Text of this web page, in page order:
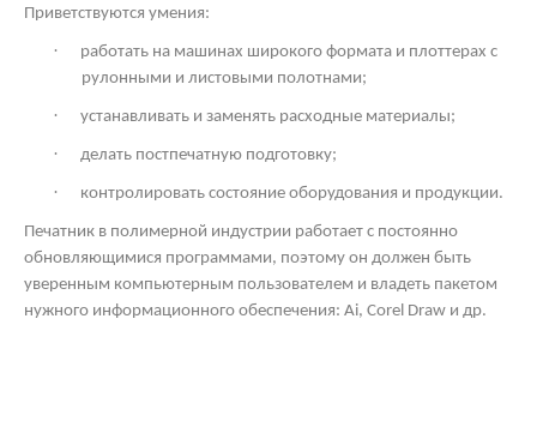
Приветствуются умения:
·
работать на машинах широкого формата и плоттерах с
рулонными и листовыми полотнами;
· устанавливать и заменять расходные материалы;
· делать постпечатную подготовку;
· контролировать состояние оборудования и продукции.
Печатник в полимерной индустрии работает с постоянно
обновляющимися программами, поэтому он должен быть
уверенным компьютерным пользователем и владеть пакетом
нужного информационного обеспечения: Ai, Corel Draw и др.